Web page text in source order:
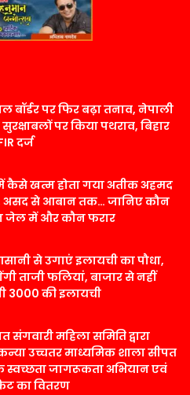
बॉर्डर पर फिर बढ़ा तनाव, नेपाली
सुरक्षाबलों पर किया पथराव, बिहार
दर्ज
कैसे खत्म होता गया अतीक अहमद
असद से आबान तक… जानिए कौन
जेल में और कौन फरार
से उगाएं इलायची का पौधा,
ताजी फलियां, बाजार से नहीं
3000 की इलायची
संगवारी महिला समिति द्वारा
उच्चतर माध्यमिक शाला सीपत
स्वच्छता जागरूकता अभियान एवं
का वितरण